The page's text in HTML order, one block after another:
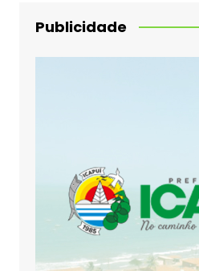
Publicidade